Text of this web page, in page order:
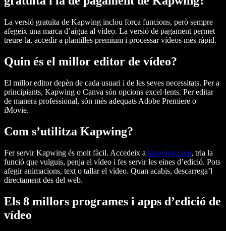
La versió gratuïta de Kapwing inclou força funcions, però sempre
afegeix una marca d’aigua al vídeo. La versió de pagament permet
treure-la, accedir a plantilles premium i processar vídeos més ràpid.
Quin és el millor editor de vídeo?
El millor editor depèn de cada usuari i de les seves necessitats. Per a
principiants, Kapwing o Canva són opcions excel·lents. Per editar
de manera professional, són més adequats Adobe Premiere o
iMovie.
Com s’utilitza Kapwing?
Fer servir Kapwing és molt fàcil. Accedeix a kapwing.com, tria la
funció que vulguis, penja el vídeo i fes servir les eines d’edició. Pots
afegir animacions, text o tallar el vídeo. Quan acabis, descarrega’l
directament des del web.
Els 8 millors programes i apps d’edició de
vídeo